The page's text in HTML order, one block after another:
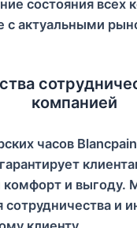
состояния всех
с актуальными
компанией
часов
и выгоду.
сотрудничества и